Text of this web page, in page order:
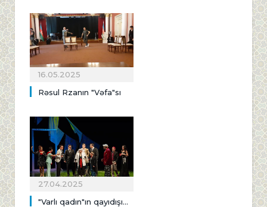
16.05.2025
Rəsul Rzanın "Vəfa"sı
27.04.2025
"Varlı qadın"ın qayıdışı...